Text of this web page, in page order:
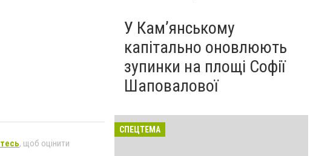
, щоб оцінити
У Кам’янському
капітально оновлюють
зупинки на площі Софії
Шаповалової
СПЕЦТЕМА